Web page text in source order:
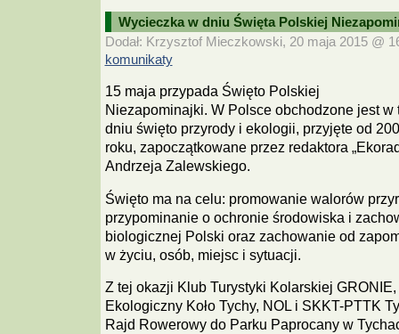
Wycieczka w dniu Święta Polskiej
Dodał: Krzysztof Mieczkowski, 20 maja 2015 @
komunikaty
15 maja przypada Święto Polskiej
Niezapominajki. W Polsce obchodzone jest w
dniu święto przyrody i ekologii, przyjęte od
roku, zapoczątkowane przez redaktora
Andrzeja Zalewskiego.
Święto ma na celu: promowanie walorów
przypominanie o ochronie środowiska i
biologicznej Polski oraz zachowanie od
w życiu, osób, miejsc i sytuacji.
Z tej okazji Klub Turystyki Kolarskiej
Ekologiczny Koło Tychy, NOL i SKKT-PTTK
Rajd Rowerowy do Parku Paprocany w